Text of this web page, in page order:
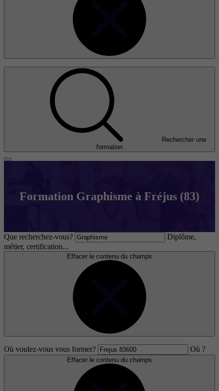
Rechercher une
formation
Formation Graphisme à Fréjus (83)
Que recherchez-vous?
Diplôme,
métier, certification...
Effacer le contenu du champs
Où voulez-vous vous former? Où ?
Effacer le contenu du champs